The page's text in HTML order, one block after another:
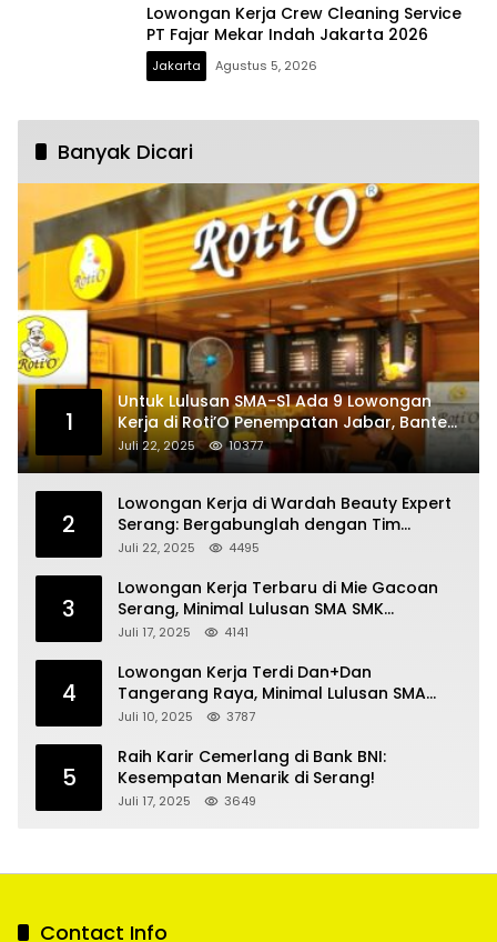
Lowongan Kerja Crew Cleaning Service
PT Fajar Mekar Indah Jakarta 2026
Jakarta Agustus 5, 2026
Banyak Dicari
1
Untuk Lulusan SMA-S1 Ada 9 Lowongan
Kerja di Roti’O Penempatan Jabar, Banten
dan Jakarta
Juli 22, 2025 10377
2
Lowongan Kerja di Wardah Beauty Expert
Serang: Bergabunglah dengan Tim
Kecantikan
Juli 22, 2025 4495
3
Lowongan Kerja Terbaru di Mie Gacoan
Serang, Minimal Lulusan SMA SMK
Sederajat
Juli 17, 2025 4141
4
Lowongan Kerja Terdi Dan+Dan
Tangerang Raya, Minimal Lulusan SMA
SMK
Juli 10, 2025 3787
5
Raih Karir Cemerlang di Bank BNI:
Kesempatan Menarik di Serang!
Juli 17, 2025 3649
Contact Info